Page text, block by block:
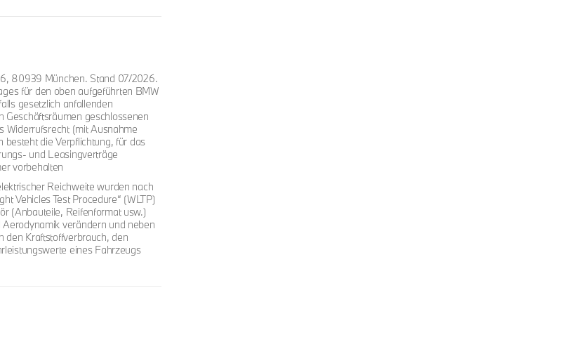
80939 München. Stand 07/2026.
für den oben aufgeführten BMW
gesetzlich anfallenden
Geschäftsräumen geschlossenen
Widerrufsrecht (mit Ausnahme
die Verpflichtung, für das
und Leasingverträge
vorbehalten
Reichweite wurden nach
Vehicles Test Procedure“ (WLTP)
(Anbauteile, Reifenformat usw.)
verändern und neben
den Kraftstoffverbrauch, den
eines Fahrzeugs